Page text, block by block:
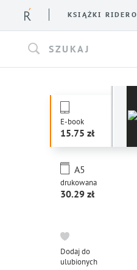
KSIĄŻKI RIDERO
SZUKAJ
E-book
15.75
drukowana
A5
30.29
Dodaj do
ulubionych